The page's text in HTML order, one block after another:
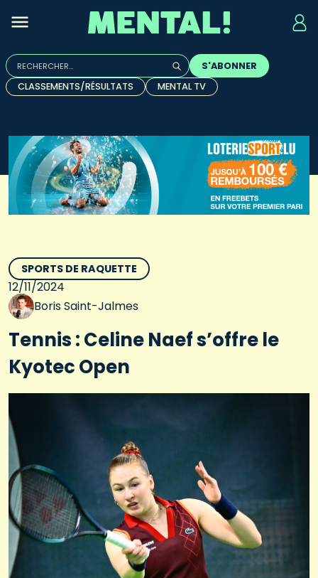
Rechercher :
Quand les résultats de l'auto-complétion sont
S'ABONNER
CLASSEMENTS/RÉSULTATS
MENTAL TV
SPORTS DE RAQUETTE
12/11/2024
Boris Saint-Jalmes
Tennis : Celine Naef s’offre le
Kyotec Open